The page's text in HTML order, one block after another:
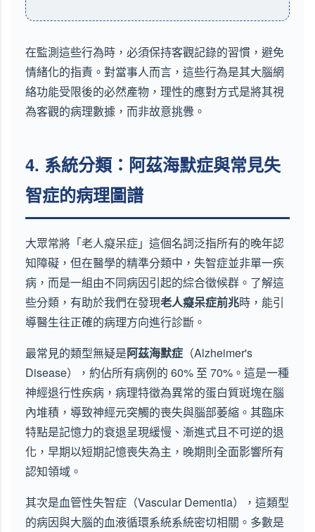
在監測這些行為時，必須保持客觀記錄的習慣，避免
情緒化的指責。對當事人而言，這些行為是其大腦網
絡功能受限後的必然產物，理性的應對方式是將其視
為客觀的病理數據，而非故意挑釁。
4. 系統分類：阿茲海默症與常見失
智症的病理圖譜
大眾常將「老人癡呆症」這個名詞泛指所有的晚年認
知障礙，但在醫學的精準分類中，失智症並非單一疾
病，而是一組由不同病因引起的綜合徵候群。了解這
些分類，有助於我們在發現老人癡呆症前兆時，能引
導醫生往正確的病理方向進行診斷。
最常見的類型無疑是阿茲海默症 （Alzheimer's
Disease），約佔所有病例的 60% 至 70%。這是一種
神經退行性疾病，病理特徵為異常的蛋白質斑塊在腦
內堆積，導致神經元突觸的喪失與腦部萎縮。其臨床
特點是記憶力的衰退呈現緩慢、漸進式且不可逆的退
化，早期以短期記憶喪失為主，晚期則全面影響所有
認知領域。
其次是血管性失智症（Vascular Dementia），這類型
的病因與大腦的血液循環系統系統密切相關。多數是